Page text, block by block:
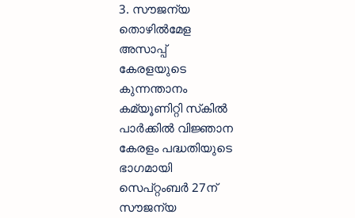
3. സൗജന്യ
തൊഴിൽമേള
അസാപ്പ്
കേരളയുടെ
കുന്നന്താനം
കമ്യൂണിറ്റി സ്‌കിൽ
പാർക്കിൽ വിജ്ഞാന
കേരളം പദ്ധതിയുടെ
ഭാഗമായി
സെപ്റ്റംബർ 27ന്
സൗജന്യ